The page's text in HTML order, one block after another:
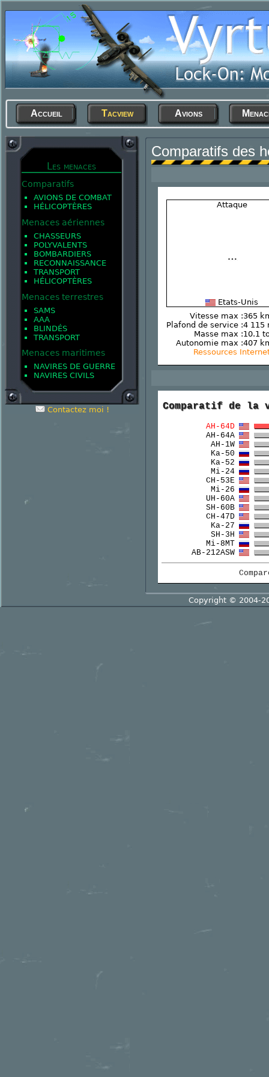
Accueil Tacview Avions
Les menaces
Comparatifs
AVIONS DE COMBAT
HÉLICOPTÈRES
Menaces aériennes
CHASSEURS
POLYVALENTS
BOMBARDIERS
RECONNAISSANCE
TRANSPORT
HÉLICOPTÈRES
Menaces terrestres
SAMS
AAA
BLINDÉS
TRANSPORT
Menaces maritimes
NAVIRES DE GUERRE
NAVIRES CIVILS
Contactez moi !
Comparatifs des
Attaque
Etats-Unis
Vitesse max :365
Plafond de service :4 115
Masse max :10.1
Autonomie max :407
Ressources
Comparatif de la
AH-64D
AH-64A
AH-1W
Ka-50
Ka-52
Mi-24
CH-53E
Mi-26
UH-60A
SH-60B
CH-47D
Ka-27
SH-3H
Mi-8MT
AB-212ASW
Copyright © 2004-